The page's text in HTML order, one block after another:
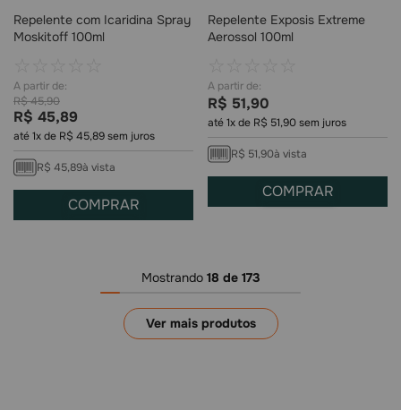
Repelente com Icaridina Spray
Moskitoff 100ml
R$45,90
R$ 45,89
até1x de R$ 45,89sem juros
R$ 45,89à vista
COMPRAR
Repelente Exposis Extreme
Aerossol 100ml
R$ 51,90
até1x de R$ 51,90sem juros
R$ 51,90à vista
COMPRAR
Mostrando 18 de 173